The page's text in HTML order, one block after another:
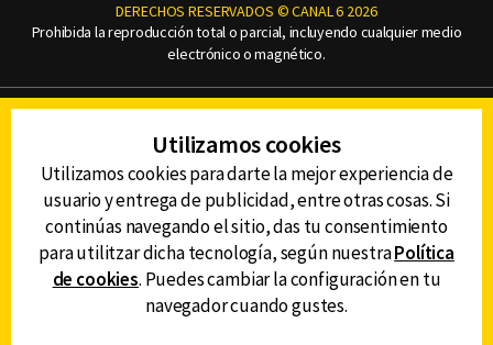
DERECHOS RESERVADOS © CANAL 6 2026
Prohibida la reproducción total o parcial, incluyendo cualquier medio
electrónico o magnético.
AVISO DE PRIVACIDAD
DEFENSORÍA DE LAS AUDIENCIAS
DESCARGA LA APP DE CANAL 6
Utilizamos cookies
Utilizamos cookies para darte la mejor experiencia de
usuario y entrega de publicidad, entre otras cosas. Si
continúas navegando el sitio, das tu consentimiento
para utilitzar dicha tecnología, según nuestraPolítica
de cookies. Puedes cambiar la configuración en tu
navegador cuando gustes.